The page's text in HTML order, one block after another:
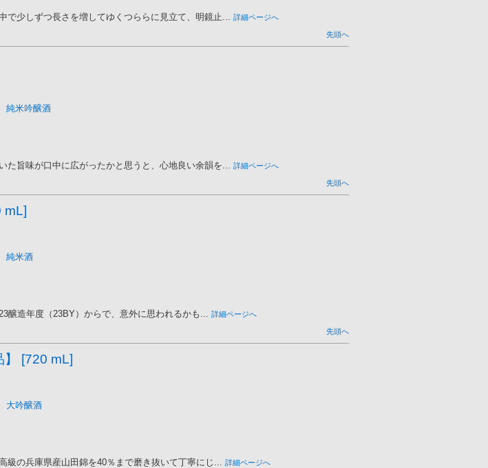
で少しずつ長さを増してゆくつららに見立て、明鏡止... 詳細ページへ
先頭へ
純米吟醸酒
た旨味が口中に広がったかと思うと、心地良い余韻を... 詳細ページへ
先頭へ
mL]
純米酒
醸造年度（23BY）からで、意外に思われるかも... 詳細ページへ
先頭へ
】 [720 mL]
大吟醸酒
級の兵庫県産山田錦を40％まで磨き抜いて丁寧にじ... 詳細ページへ